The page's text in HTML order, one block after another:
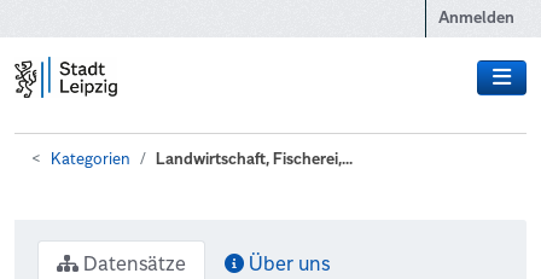
Anmelden
Kategorien Landwirtschaft, Fischerei,...
Datensätze Über uns